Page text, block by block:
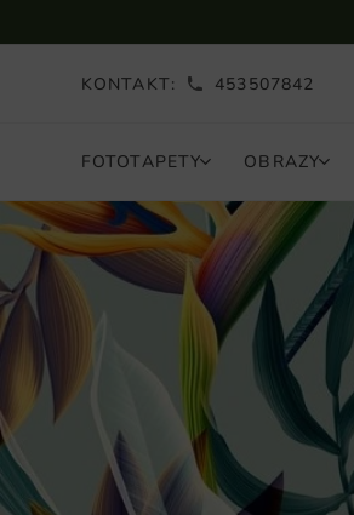
KONTAKT: 453507842
FOTOTAPETY OBRAZY